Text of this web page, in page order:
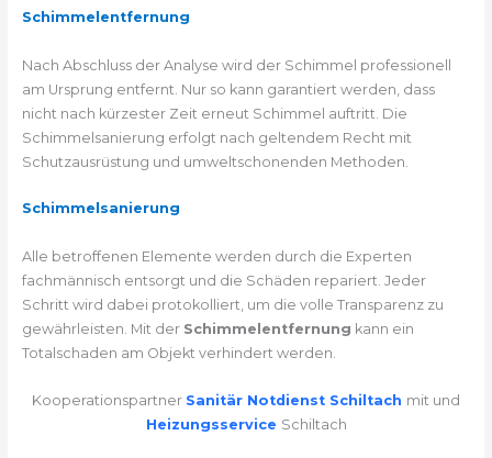
Schimmelentfernung
Nach Abschluss der Analyse wird der Schimmel professionell
am Ursprung entfernt. Nur so kann garantiert werden, dass
nicht nach kürzester Zeit erneut Schimmel auftritt. Die
Schimmelsanierung erfolgt nach geltendem Recht mit
Schutzausrüstung und umweltschonenden Methoden.
Schimmelsanierung
Alle betroffenen Elemente werden durch die Experten
fachmännisch entsorgt und die Schäden repariert. Jeder
Schritt wird dabei protokolliert, um die volle Transparenz zu
gewährleisten. Mit der Schimmelentfernung kann ein
Totalschaden am Objekt verhindert werden.
Kooperationspartner Sanitär Notdienst Schiltach mit und
Heizungsservice Schiltach